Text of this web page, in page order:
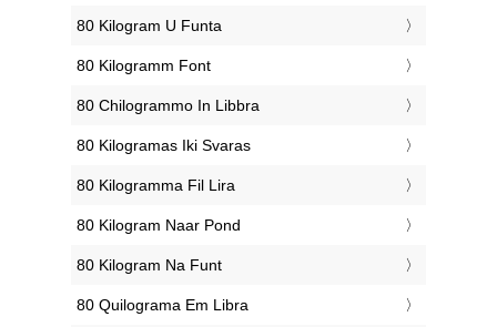
‎80 Kilogram U Funta
‎80 Kilogramm Font
‎80 Chilogrammo In Libbra
‎80 Kilogramas Iki Svaras
‎80 Kilogramma Fil Lira
‎80 Kilogram Naar Pond
‎80 Kilogram Na Funt
‎80 Quilograma Em Libra